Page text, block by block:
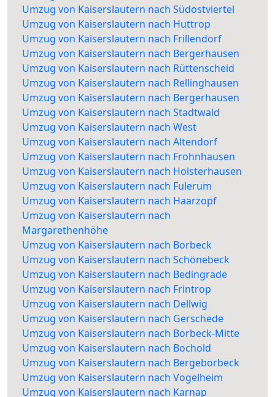
Umzug von Kaiserslautern nach Südostviertel
Umzug von Kaiserslautern nach Huttrop
Umzug von Kaiserslautern nach Frillendorf
Umzug von Kaiserslautern nach Bergerhausen
Umzug von Kaiserslautern nach Rüttenscheid
Umzug von Kaiserslautern nach Rellinghausen
Umzug von Kaiserslautern nach Bergerhausen
Umzug von Kaiserslautern nach Stadtwald
Umzug von Kaiserslautern nach West
Umzug von Kaiserslautern nach Altendorf
Umzug von Kaiserslautern nach Frohnhausen
Umzug von Kaiserslautern nach Holsterhausen
Umzug von Kaiserslautern nach Fulerum
Umzug von Kaiserslautern nach Haarzopf
Umzug von Kaiserslautern nach
Margarethenhöhe
Umzug von Kaiserslautern nach Borbeck
Umzug von Kaiserslautern nach Schönebeck
Umzug von Kaiserslautern nach Bedingrade
Umzug von Kaiserslautern nach Frintrop
Umzug von Kaiserslautern nach Dellwig
Umzug von Kaiserslautern nach Gerschede
Umzug von Kaiserslautern nach Borbeck-Mitte
Umzug von Kaiserslautern nach Bochold
Umzug von Kaiserslautern nach Bergeborbeck
Umzug von Kaiserslautern nach Vogelheim
Umzug von Kaiserslautern nach Karnap